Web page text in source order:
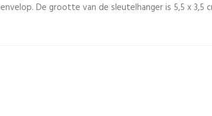
envelop. De grootte van de sleutelhanger is 5,5 x 3,5